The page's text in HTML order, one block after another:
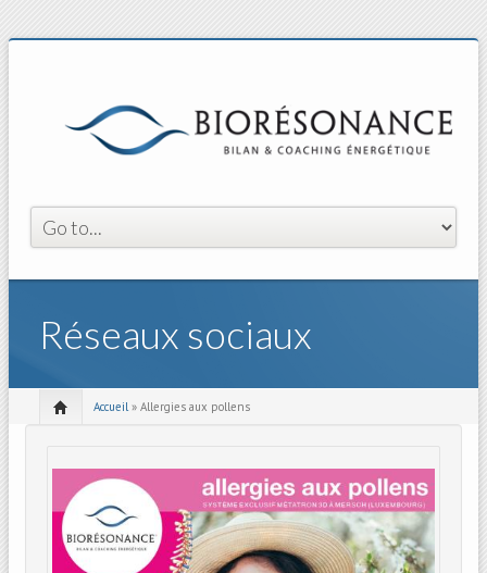
Réseaux sociaux
Accueil » Allergies aux pollens